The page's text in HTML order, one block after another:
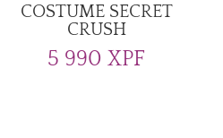
COSTUME SECRET
CRUSH
5 990XPF